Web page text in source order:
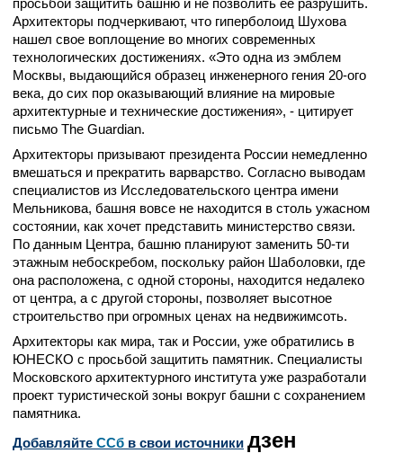
просьбой защитить башню и не позволить ее разрушить.
Архитекторы подчеркивают, что гиперболоид Шухова
нашел свое воплощение во многих современных
технологических достижениях. «Это одна из эмблем
Москвы, выдающийся образец инженерного гения 20-ого
века, до сих пор оказывающий влияние на мировые
архитектурные и технические достижения», - цитирует
письмо The Guardian.
Архитекторы призывают президента России немедленно
вмешаться и прекратить варварство. Согласно выводам
специалистов из Исследовательского центра имени
Мельникова, башня вовсе не находится в столь ужасном
состоянии, как хочет представить министерство связи.
По данным Центра, башню планируют заменить 50-ти
этажным небоскребом, поскольку район Шаболовки, где
она расположена, с одной стороны, находится недалеко
от центра, а с другой стороны, позволяет высотное
строительство при огромных ценах на недвижимсоть.
Архитекторы как мира, так и России, уже обратились в
ЮНЕСКО с просьбой защитить памятник. Специалисты
Московского архитектурного института уже разработали
проект туристической зоны вокруг башни с сохранением
памятника.
Добавляйте CСб в свои источники дзен